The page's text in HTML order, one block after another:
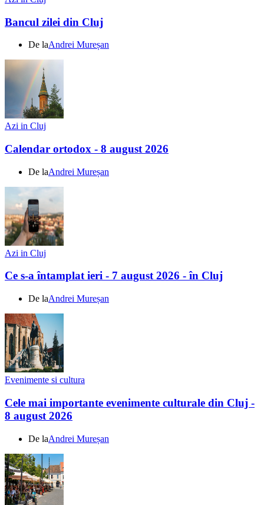
Bancul zilei din Cluj
De laAndrei Mureșan
Azi in Cluj
Calendar ortodox - 8 august 2026
De laAndrei Mureșan
Azi in Cluj
Ce s-a întamplat ieri - 7 august 2026 - în Cluj
De laAndrei Mureșan
Evenimente si cultura
Cele mai importante evenimente culturale din Cluj -
8 august 2026
De laAndrei Mureșan